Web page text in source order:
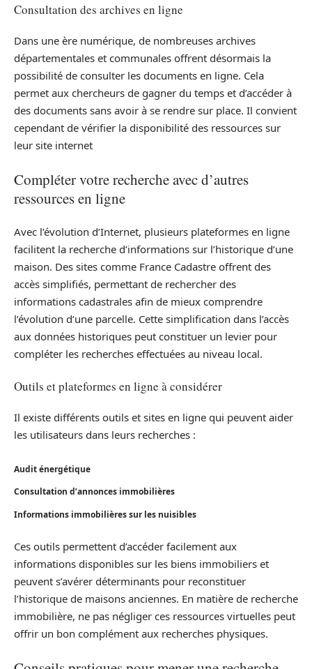
Consultation des archives en ligne
Dans une ère numérique, de nombreuses archives
départementales et communales offrent désormais la
possibilité de consulter les documents en ligne. Cela
permet aux chercheurs de gagner du temps et d’accéder à
des documents sans avoir à se rendre sur place. Il convient
cependant de vérifier la disponibilité des ressources sur
leur site internet
Compléter votre recherche avec d’autres
ressources en ligne
Avec l’évolution d’Internet, plusieurs plateformes en ligne
facilitent la recherche d’informations sur l’historique d’une
maison. Des sites comme France Cadastre offrent des
accès simplifiés, permettant de rechercher des
informations cadastrales afin de mieux comprendre
l’évolution d’une parcelle. Cette simplification dans l’accès
aux données historiques peut constituer un levier pour
compléter les recherches effectuées au niveau local.
Outils et plateformes en ligne à considérer
Il existe différents outils et sites en ligne qui peuvent aider
les utilisateurs dans leurs recherches :
Audit énergétique
Consultation d’annonces immobilières
Informations immobilières sur les nuisibles
Ces outils permettent d’accéder facilement aux
informations disponibles sur les biens immobiliers et
peuvent s’avérer déterminants pour reconstituer
l’historique de maisons anciennes. En matière de recherche
immobilière, ne pas négliger ces ressources virtuelles peut
offrir un bon complément aux recherches physiques.